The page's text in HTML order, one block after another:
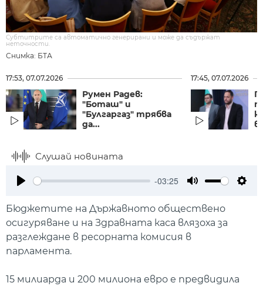
Снимка: БТА
Субтитрите са автоматично генерирани и може да съдържат
неточности.
17:53, 07.07.2026
Румен Радев:
"Боташ" и
"Булгаргаз" трябва
да...
17:45, 07.07.2026
в
Слушай новината
-03:25
Бюджетите на Държавното обществено
осигуряване и на Здравната каса влязоха за
разглеждане в ресорната комисия в
парламента.
15 милиарда и 200 милиона евро е предвидила